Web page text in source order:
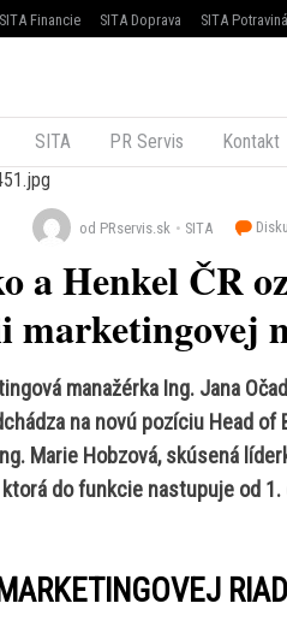
SITA Financie SITA Doprava SITA
SITA PR Servis Kontakt
od PRservis.sk SITA
a Henkel ČR
marketingovej
manažérka Ing. Jana
na novú pozíciu Head of
Marie Hobzová, skúsená
do funkcie nastupuje od